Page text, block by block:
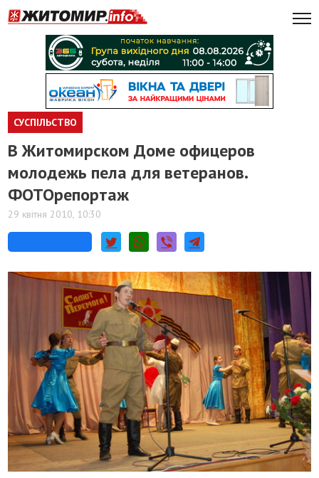
СУСПІЛЬСТВО
В Житомирском Доме офицеров
молодежь пела для ветеранов.
ФОТОрепортаж
29 квітня 2010, 10:30